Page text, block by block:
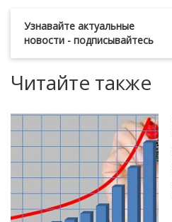
Узнавайте актуальные
новости - подписывайтесь
Читайте также